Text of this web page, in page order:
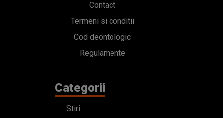
Contact
Termeni si conditii
Cod deontologic
Regulamente
Categorii
Stiri